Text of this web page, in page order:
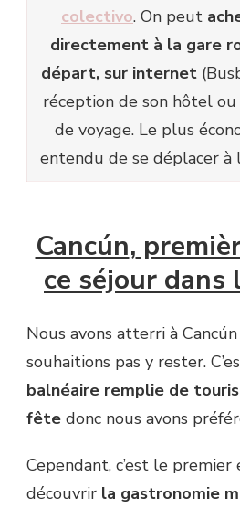
colectivo. On peut
directement à la gare
départ, sur internet
réception de son hôtel ou
de voyage. Le plus
entendu de se déplacer à
Cancún,
ce séjour dans
Nous avons atterri à
souhaitions pas y rester.
balnéaire remplie de
fête donc nous avons
Cependant, c’est le premier
découvrir la gastronomie